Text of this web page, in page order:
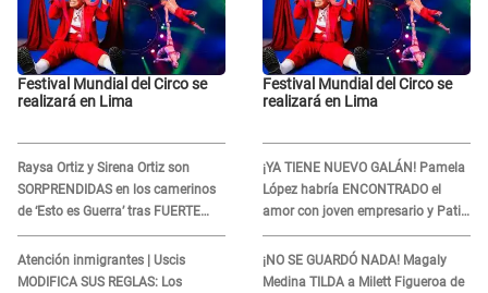
Festival Mundial del Circo se
realizará en Lima
Raysa Ortiz y Sirena Ortiz son
SORPRENDIDAS en los camerinos
de ‘Esto es Guerra’ tras FUERTE
ENFRENTAMIENTO con Gabriel
Moisés: “Gracias”
Atención inmigrantes | Uscis
MODIFICA SUS REGLAS: Los
Festival Mundial del Circo se
realizará en Lima
¡YA TIENE NUEVO GALÁN! Pamela
López habría ENCONTRADO el
amor con joven empresario y Pati
Lorena la ECHA en VIVO
¡NO SE GUARDÓ NADA! Magaly
Medina TILDA a Milett Figueroa de